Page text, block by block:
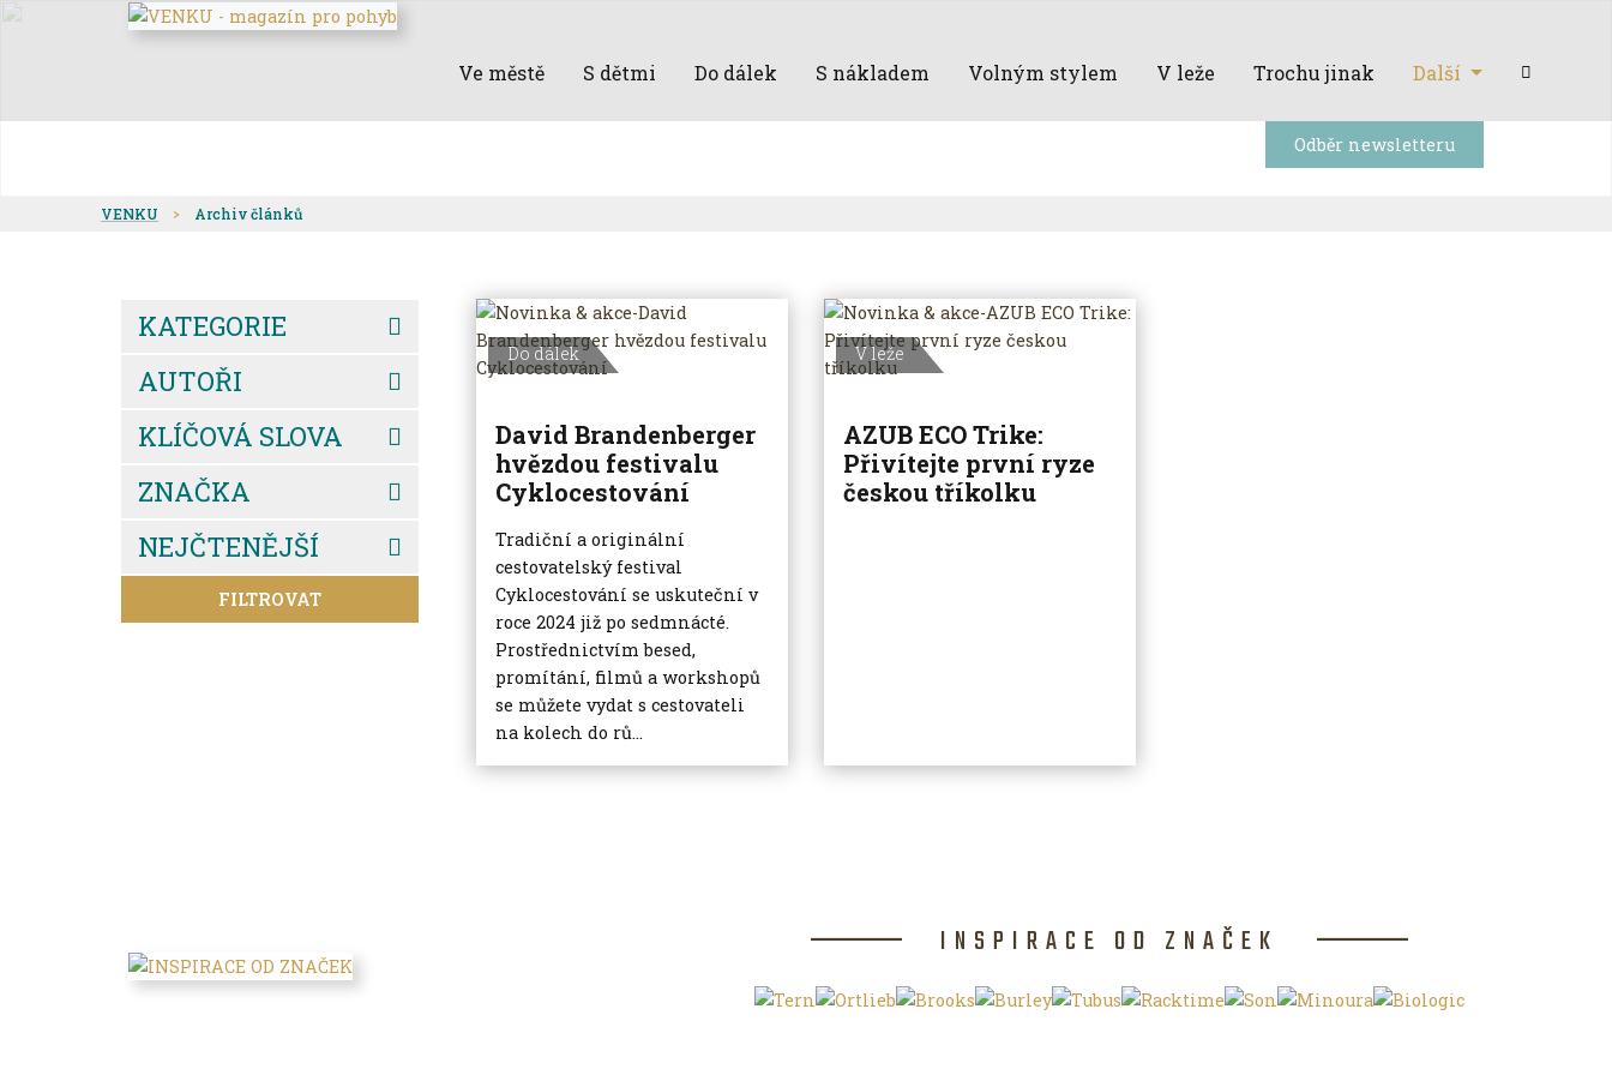
Ve městě S dětmi Do dálek S nákladem Volným stylem V leže Trochu jinak Další
Odběr newsletteru
VENKU Archiv článků
KATEGORIE
AUTOŘI
KLÍČOVÁ SLOVA
ZNAČKA
NEJČTENĚJŠÍ
FILTROVAT
Do dálek
David Brandenberger
hvězdou festivalu
Cyklocestování
Tradiční a originální
cestovatelský festival
Cyklocestování se uskuteční v
roce 2024 již po sedmnácté.
Prostřednictvím besed,
promítání, filmů a workshopů
se můžete vydat s cestovateli
na kolech do rů...
V leže
AZUB ECO Trike:
Přivítejte první ryze
českou tříkolku
INSPIRACE OD ZNAČEK